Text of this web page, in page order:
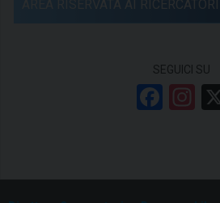
AREA RISERVATA AI RICERCATORI
SEGUICI SU
F
b
In
gr